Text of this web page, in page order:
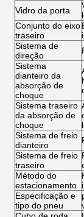
Vidro da porta
Conjunto do eixo
traseiro
Sistema de
direção
Sistema
dianteiro da
absorção de
choque
Sistema traseiro
da absorção de
choque
Sistema de freio
dianteiro
Sistema de freio
traseiro
Método do
estacionamento
Especificação e
tipo do pneu